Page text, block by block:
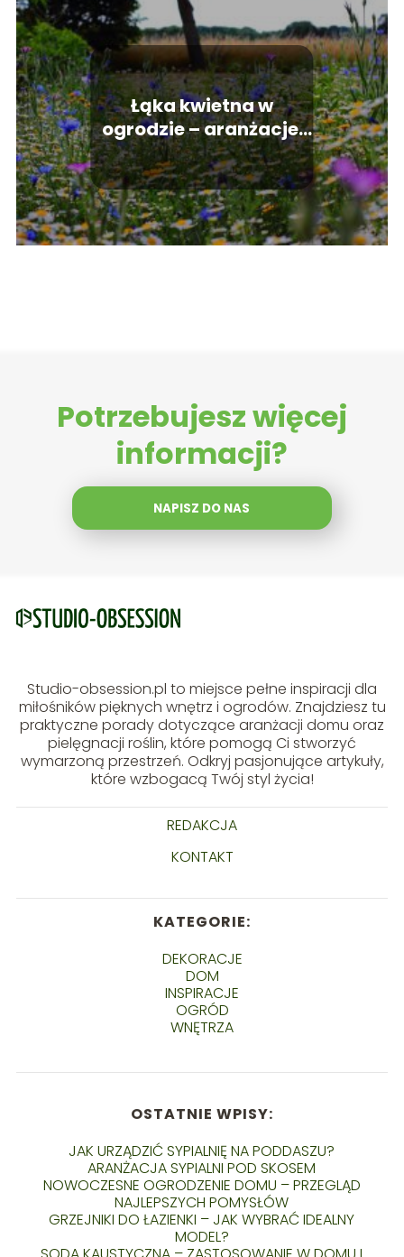
Łąka kwietna w
ogrodzie – aranżacje.
Jak zasadzić piękną
łąkę na podwórku?
Potrzebujesz więcej
informacji?
NAPISZ DO NAS
Studio-obsession.pl to miejsce pełne inspiracji dla
miłośników pięknych wnętrz i ogrodów. Znajdziesz tu
praktyczne porady dotyczące aranżacji domu oraz
pielęgnacji roślin, które pomogą Ci stworzyć
wymarzoną przestrzeń. Odkryj pasjonujące artykuły,
które wzbogacą Twój styl życia!
REDAKCJA
KONTAKT
KATEGORIE:
DEKORACJE
DOM
INSPIRACJE
OGRÓD
WNĘTRZA
OSTATNIE WPISY:
JAK URZĄDZIĆ SYPIALNIĘ NA PODDASZU?
ARANŻACJA SYPIALNI POD SKOSEM
NOWOCZESNE OGRODZENIE DOMU – PRZEGLĄD
NAJLEPSZYCH POMYSŁÓW
GRZEJNIKI DO ŁAZIENKI – JAK WYBRAĆ IDEALNY
MODEL?